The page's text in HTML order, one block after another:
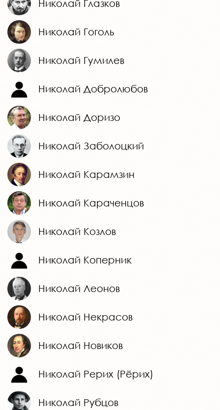
Николай Глазков
Николай Гоголь
Николай Гумилев
Николай Добролюбов
Николай Доризо
Николай Заболоцкий
Николай Карамзин
Николай Караченцов
Николай Козлов
Николай Коперник
Николай Леонов
Николай Некрасов
Николай Новиков
Николай Рерих (Рёрих)
Николай Рубцов